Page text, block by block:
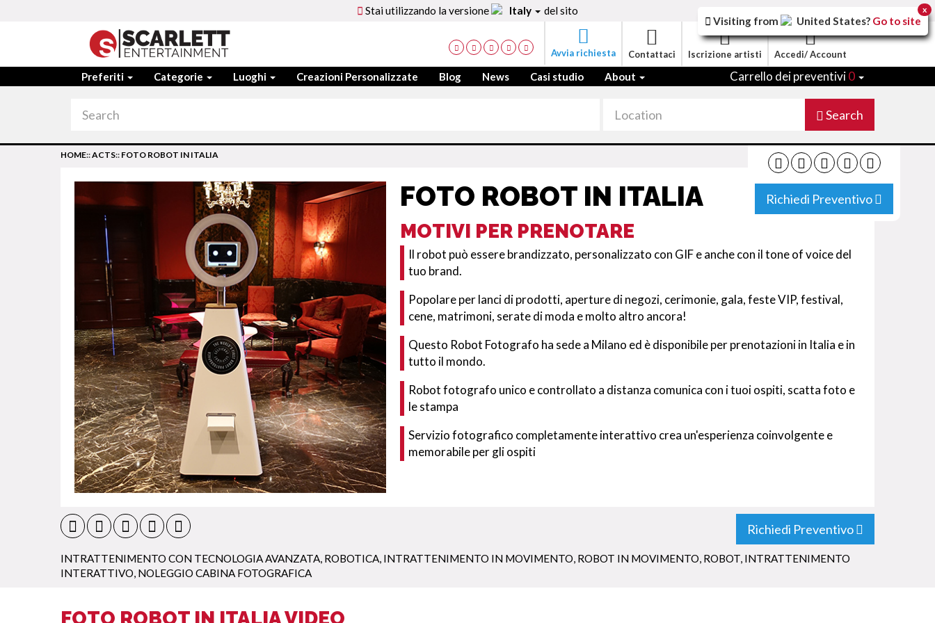
Stai utilizzando la versione Italy del sito
Avvia richiesta Contattaci Iscrizione artisti Accedi/ Account
Preferiti Categorie Luoghi Creazioni Personalizzate Blog News Casi studio About Carrello dei preventivi0
Search
Richiedi Preventivo
HOME::ACTS:: FOTO ROBOT IN ITALIA
FOTO ROBOT IN ITALIA
MOTIVI PER PRENOTARE
Il robot può essere brandizzato, personalizzato con GIF e anche con il tone of voice del
tuo brand.
Popolare per lanci di prodotti, aperture di negozi, cerimonie, gala, feste VIP, festival,
cene, matrimoni, serate di moda e molto altro ancora!
Questo Robot Fotografo ha sede a Milano ed è disponibile per prenotazioni in Italia e in
tutto il mondo.
Robot fotografo unico e controllato a distanza comunica con i tuoi ospiti, scatta foto e
le stampa
Servizio fotografico completamente interattivo crea un'esperienza coinvolgente e
memorabile per gli ospiti
Richiedi Preventivo
INTRATTENIMENTO CON TECNOLOGIA AVANZATA ROBOTICA INTRATTENIMENTO IN MOVIMENTO ROBOT IN MOVIMENTO ROBOT INTRATTENIMENTO
INTERATTIVO NOLEGGIO CABINA FOTOGRAFICA
FOTO ROBOT IN ITALIA VIDEO
Visiting from United States? Go to site
x